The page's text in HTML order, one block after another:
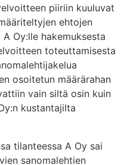
piiriin kuuluvat
ehtojen
Oy:lle hakemuksesta
toteuttamisesta
osoitetun määrärahan
vain siltä osin kuin
kustantajilta
tilanteessa A Oy sai
sanomalehtien